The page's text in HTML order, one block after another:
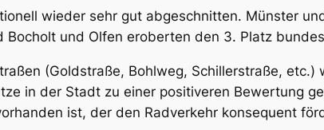
wieder sehr gut abgeschnitten. Münster
Bocholt und Olfen eroberten den 3. Platz
(Goldstraße, Bohlweg, Schillerstraße, etc.)
in der Stadt zu einer positiveren Bewertung
ist, der den Radverkehr konsequent